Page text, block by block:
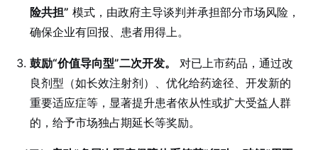
险共担” 模式，由政府主导谈判并承担部分市场风险，
确保企业有回报、患者用得上。
鼓励“价值导向型”二次开发。
对已上市药品，通过改
良剂型（如长效注射剂）、优化给药途径、开发新的
重要适应症等，显著提升患者依从性或扩大受益人群
的，给予市场独占期延长等奖励。